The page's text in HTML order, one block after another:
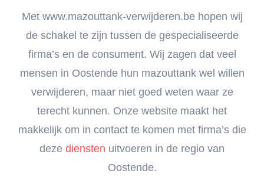
Met www.mazouttank-verwijderen.be hopen wij
de schakel te zijn tussen de gespecialiseerde
firma’s en de consument. Wij zagen dat veel
mensen in Oostende hun mazouttank wel willen
verwijderen, maar niet goed weten waar ze
terecht kunnen. Onze website maakt het
makkelijk om in contact te komen met firma’s die
deze diensten uitvoeren in de regio van
Oostende.